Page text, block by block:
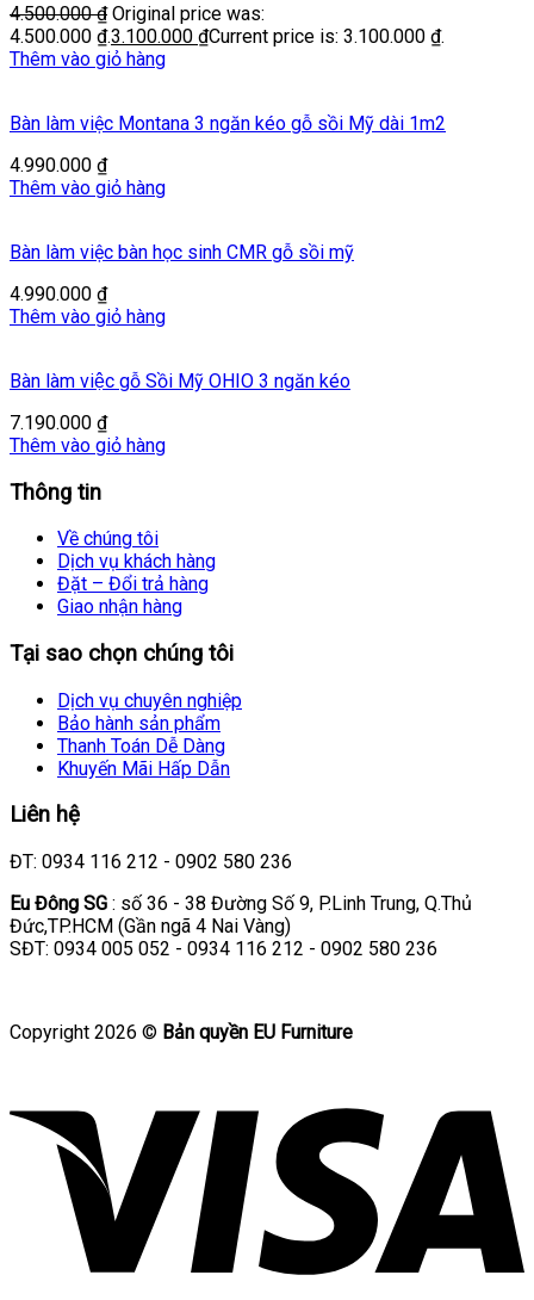
4.500.000₫ Original price was:
4.500.000 ₫.3.100.000 ₫Current price is: 3.100.000 ₫.
Thêm vào giỏ hàng
Bàn làm việc Montana 3 ngăn kéo gỗ sồi Mỹ dài 1m2
4.990.000 ₫
Thêm vào giỏ hàng
Bàn làm việc bàn học sinh CMR gỗ sồi mỹ
4.990.000 ₫
Thêm vào giỏ hàng
Bàn làm việc gỗ Sồi Mỹ OHIO 3 ngăn kéo
7.190.000 ₫
Thêm vào giỏ hàng
Thông tin
Về chúng tôi
Dịch vụ khách hàng
Đặt – Đổi trả hàng
Giao nhận hàng
Tại sao chọn chúng tôi
Dịch vụ chuyên nghiệp
Bảo hành sản phẩm
Thanh Toán Dễ Dàng
Khuyến Mãi Hấp Dẫn
Liên hệ
ĐT: 0934 116 212 - 0902 580 236
Eu Đông SG : số 36 - 38 Đường Số 9, P.Linh Trung, Q.Thủ
Đức,TP.HCM (Gần ngã 4 Nai Vàng)
SĐT: 0934 005 052 - 0934 116 212 - 0902 580 236
Copyright 2026 © Bản quyền EU Furniture